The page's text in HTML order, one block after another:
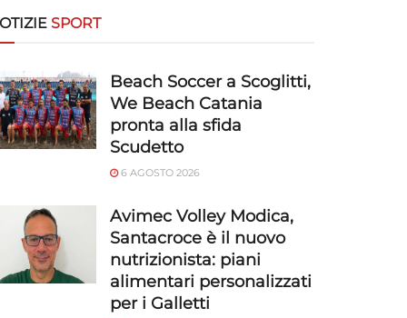
SPORT
Beach Soccer a Scoglitti,
We Beach Catania
pronta alla sfida
Scudetto
6 AGOSTO 2026
Avimec Volley Modica,
Santacroce è il nuovo
nutrizionista: piani
alimentari personalizzati
per i Galletti